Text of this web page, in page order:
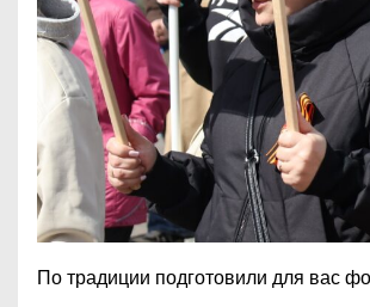
По традиции подготовили для вас